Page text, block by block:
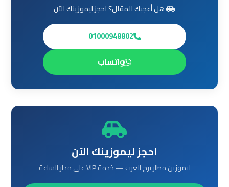
هل أعجبك المقال؟ احجز ليموزينك الآن
01000948802
واتساب
احجز ليموزينك الآن
ليموزين مطار برج العرب — خدمة VIP على مدار الساعة
ليموزين
العرب